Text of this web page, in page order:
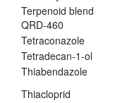
Terpenoid blend
QRD-460
Tetraconazole
Tetradecan-1-ol
Thiabendazole
Thiacloprid